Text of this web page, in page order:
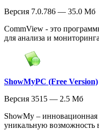
Версия 7.0.786 — 35.0 Мб
CommView - это
для анализа и
ShowMyPC (Free Version)
Версия 3515 — 2.5 Мб
ShowMy –
уникальную возможность